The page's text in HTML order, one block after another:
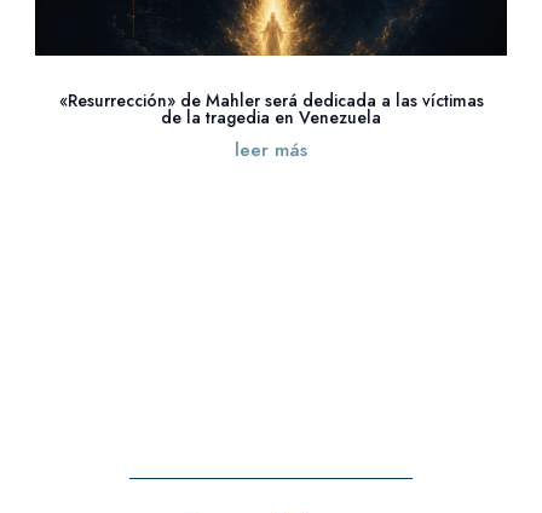
«Resurrección» de Mahler será dedicada a las víctimas
de la tragedia en Venezuela
leer más